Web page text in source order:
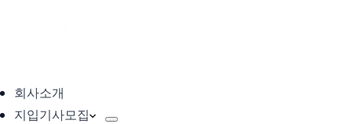
회사소개
지입기사모집